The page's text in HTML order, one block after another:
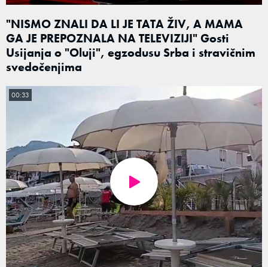
"NISMO ZNALI DA LI JE TATA ŽIV, A MAMA
GA JE PREPOZNALA NA TELEVIZIJI" Gosti
Usijanja o "Oluji", egzodusu Srba i stravičnim
svedočenjima
00:33